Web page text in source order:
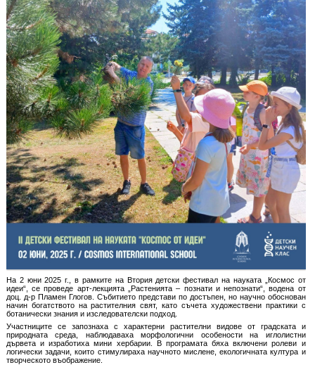
На 2 юни 2025 г., в рамките на Втория детски фестивал на науката „Космос от
идеи“, се проведе арт-лекцията „Растенията – познати и непознати“, водена от
доц. д-р Пламен Глогов. Събитието представи по достъпен, но научно обоснован
начин богатството на растителния свят, като съчета художествени практики с
ботанически знания и изследователски подход.
Участниците се запознаха с характерни растителни видове от градската и
природната среда, наблюдаваха морфологични особености на иглолистни
дървета и изработиха мини хербарии. В програмата бяха включени ролеви и
логически задачи, които стимулираха научното мислене, екологичната култура и
творческото въображение.